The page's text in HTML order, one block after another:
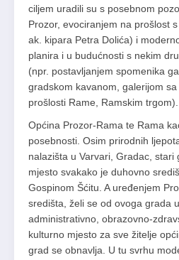
ciljem uradili su s posebnom
Prozor, evociranjem na prošlost
ak. kipara Petra Dolića) i
planira i u budućnosti s nekim
(npr. postavljanjem spomenika
gradskom kavanom, galerijom
prošlosti Rame, Ramskim trgom).
Općina Prozor-Rama te Rama
posebnosti. Osim prirodnih
nalazišta u Varvari, Gradac, stari
mjesto svakako je duhovno
Gospinom Šćitu. A uređenjem
središta, želi se od ovoga grada
administrativno, obrazovno-
kulturno mjesto za sve žitelje
grad se obnavlja. U tu svrhu